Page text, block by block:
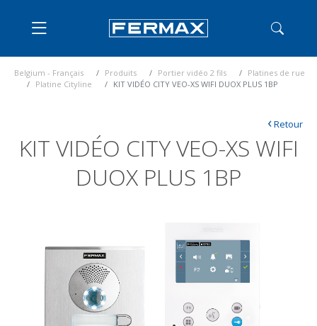
Belgium - Français Produits Portier vidéo 2 fils
Platines de rue
Platine Cityline
KIT VIDÉO CITY VEO-XS WIFI DUOX PLUS 1BP
KIT VIDÉO CITY VEO-XS WIFI
DUOX PLUS 1BP
‹Retour